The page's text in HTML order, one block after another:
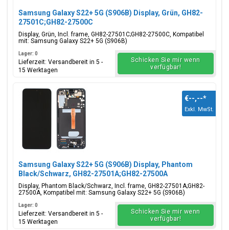
Samsung Galaxy S22+ 5G (S906B) Display, Grün, GH82-
27501C;GH82-27500C
Display, Grün, Incl. frame, GH82-27501C;GH82-27500C, Kompatibel
mit: Samsung Galaxy S22+ 5G (S906B)
Lager: 0
Lieferzeit: Versandbereit in 5 -
15 Werktagen
Schicken Sie mir wenn
verfügbar!
Samsung Galaxy S22+ 5G (S906B) Display, Phantom
Black/Schwarz, GH82-27501A;GH82-27500A
Display, Phantom Black/Schwarz, Incl. frame, GH82-27501A;GH82-
27500A, Kompatibel mit: Samsung Galaxy S22+ 5G (S906B)
€--,--*
Exkl. MwSt.
Lager: 0
Lieferzeit: Versandbereit in 5 -
15 Werktagen
Schicken Sie mir wenn
verfügbar!